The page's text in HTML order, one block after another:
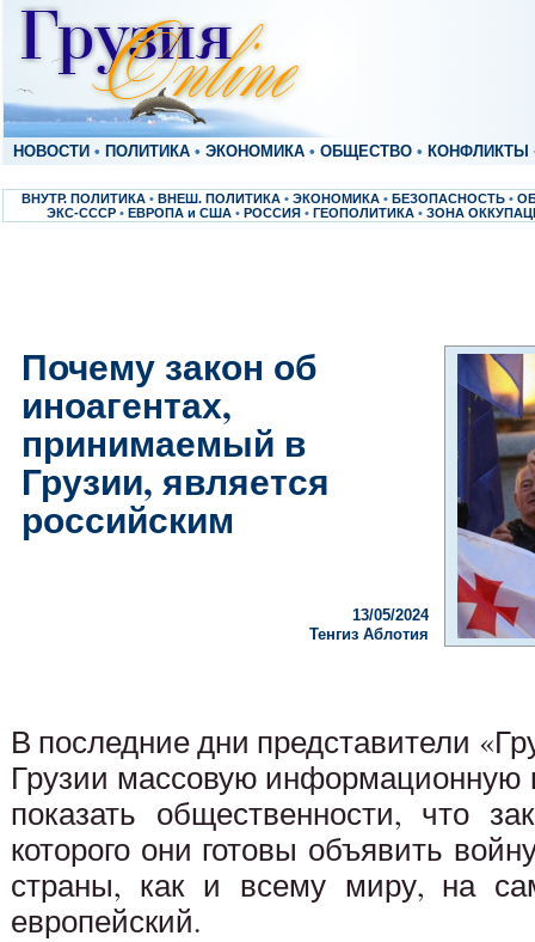
НОВОСТИ • ПОЛИТИКА • ЭКОНОМИКА • ОБЩЕСТВО • КОНФЛИКТЫ
ВНУТР. ПОЛИТИКА • ВНЕШ. ПОЛИТИКА • ЭКОНОМИКА • БЕЗОПАСНОСТЬ •
ЭКС-СССР • ЕВРОПА и США • РОССИЯ • ГЕОПОЛИТИКА • ЗОНА
Почему закон об
иноагентах,
принимаемый в
Грузии, является
российским
13/05/2024
Тенгиз Аблотия
В последние дни представители
Грузии массовую информационную
показать общественности, что
которого они готовы объявить
страны, как и всему миру, на
европейский.